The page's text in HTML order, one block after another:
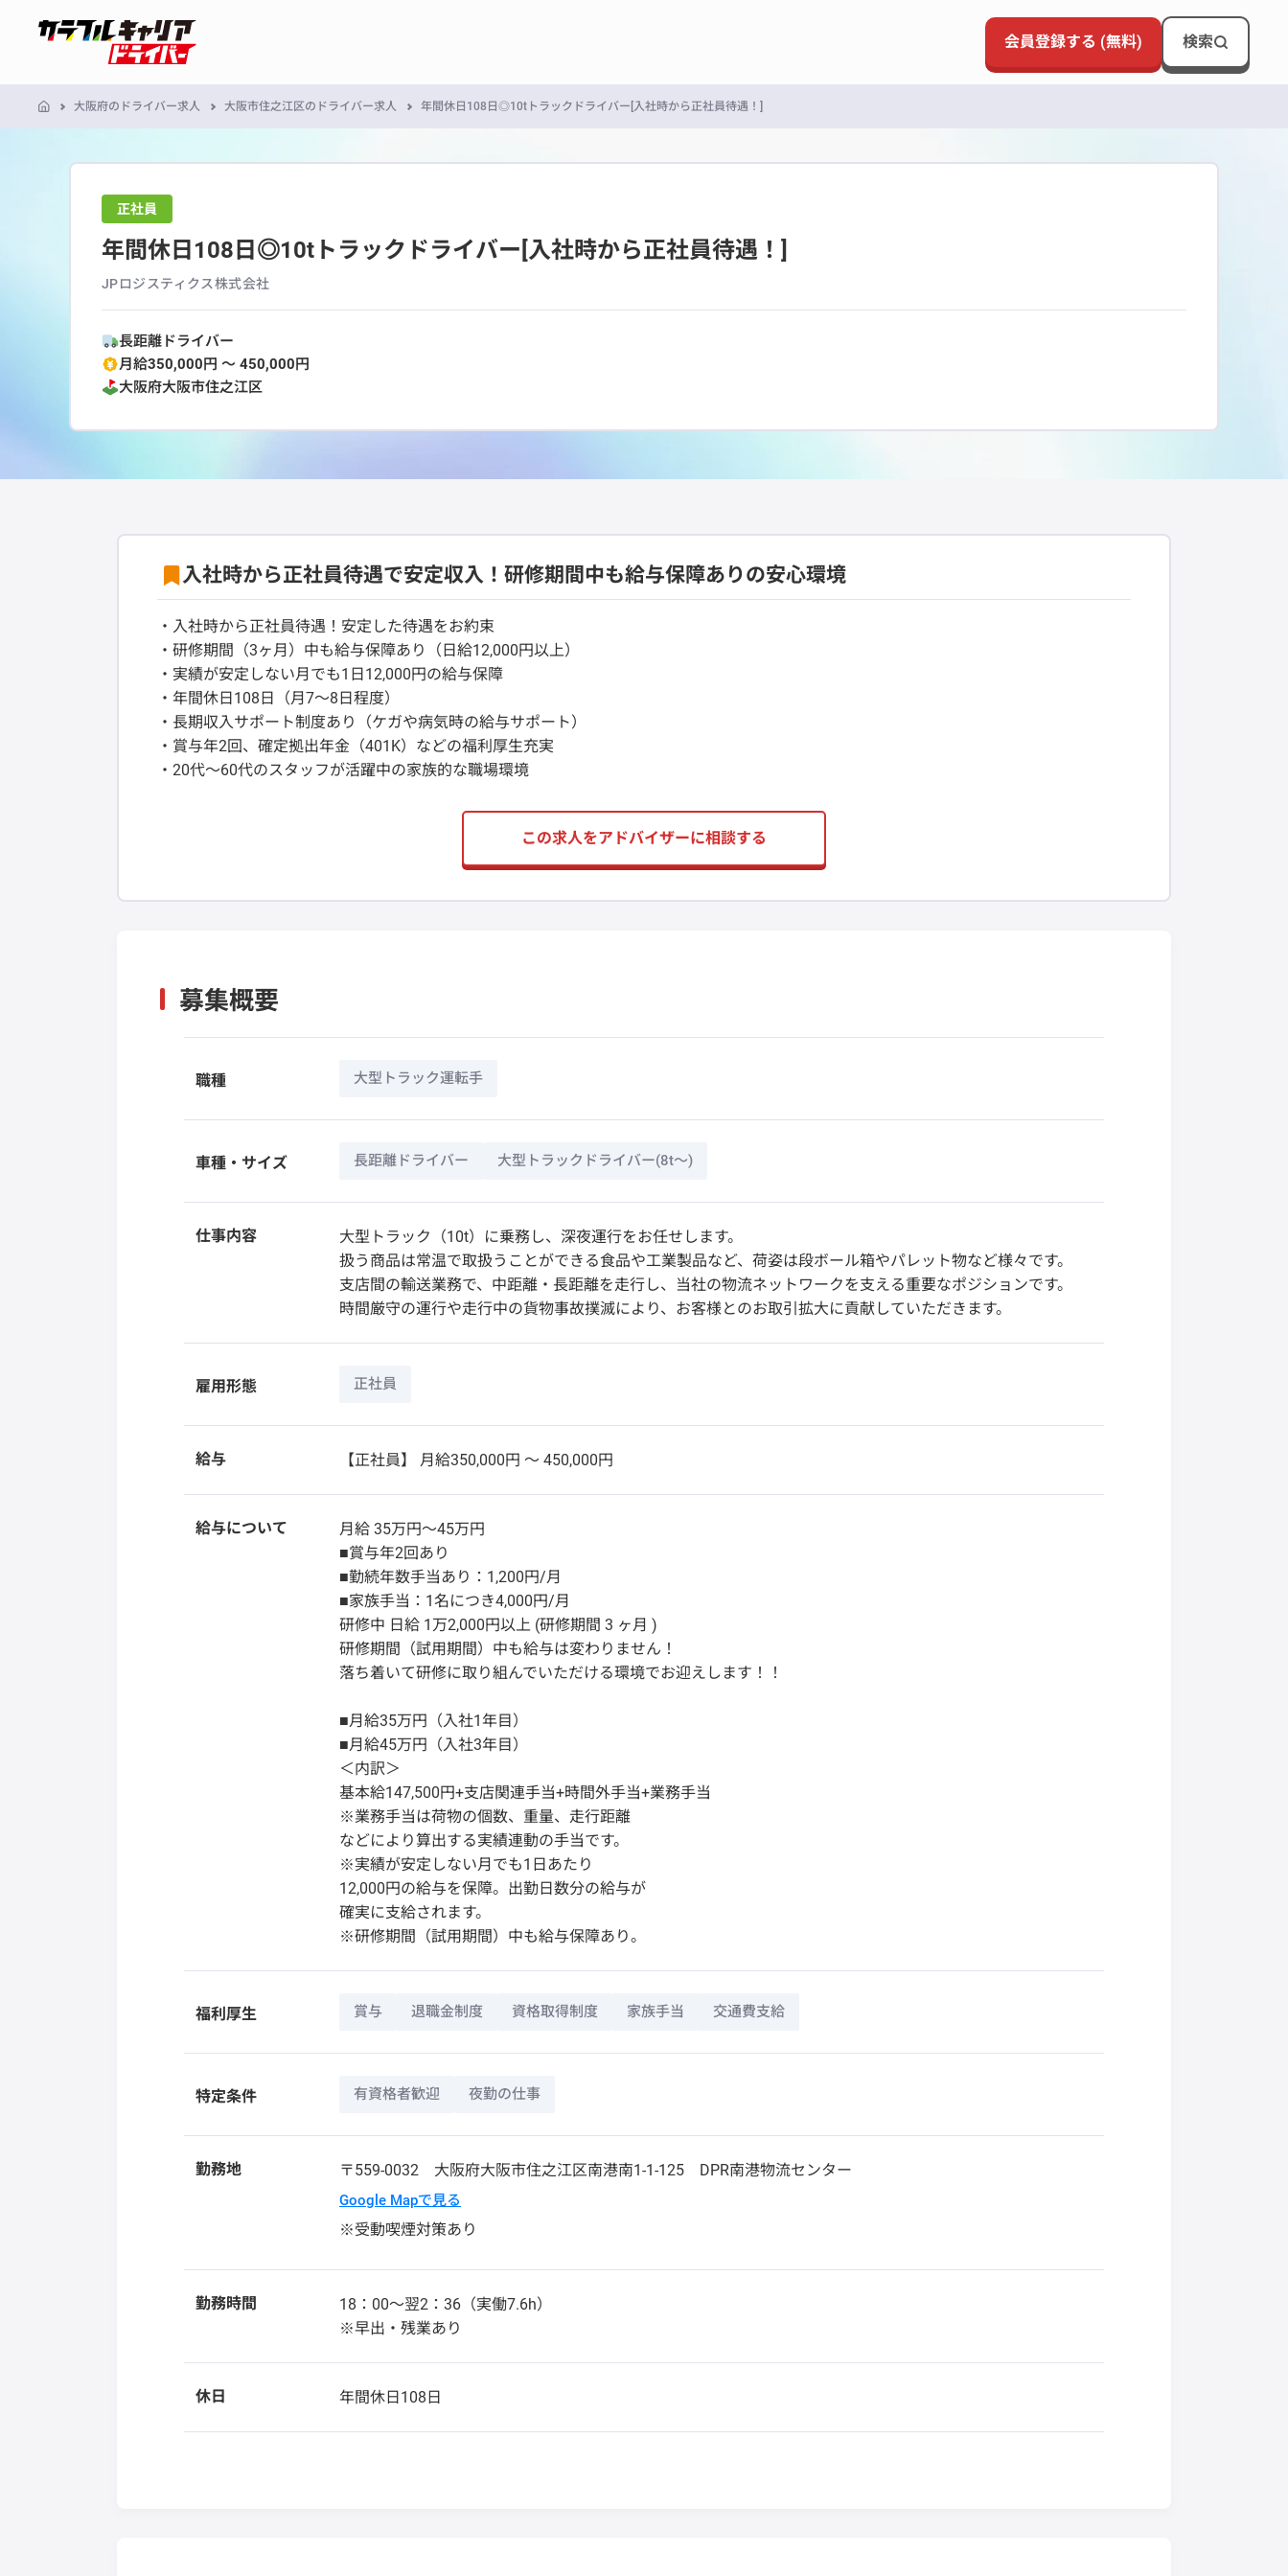
会員登録する (無料) 検索
大阪府のドライバー求人 大阪市住之江区のドライバー求人 年間休日108日◎10tトラックドライバー[入社時から正社員待遇！]
正社員
年間休日108日◎10tトラックドライバー[入社時から正社員待遇！]
JPロジスティクス株式会社
長距離ドライバー
月給350,000円 〜 450,000円
大阪府大阪市住之江区
入社時から正社員待遇で安定収入！研修期間中も給与保障ありの安心環境
・入社時から正社員待遇！安定した待遇をお約束
・研修期間（3ヶ月）中も給与保障あり（日給12,000円以上）
・実績が安定しない月でも1日12,000円の給与保障
・年間休日108日（月7～8日程度）
・長期収入サポート制度あり（ケガや病気時の給与サポート）
・賞与年2回、確定拠出年金（401K）などの福利厚生充実
・20代～60代のスタッフが活躍中の家族的な職場環境
この求人をアドバイザーに相談する
募集概要
職種 大型トラック運転手
車種・サイズ 長距離ドライバー 大型トラックドライバー(8t～)
仕事内容
大型トラック（10t）に乗務し、深夜運行をお任せします。
扱う商品は常温で取扱うことができる食品や工業製品など、荷姿は段ボール箱やパレット物など様々です。
支店間の輸送業務で、中距離・長距離を走行し、当社の物流ネットワークを支える重要なポジションです。
時間厳守の運行や走行中の貨物事故撲滅により、お客様とのお取引拡大に貢献していただきます。
雇用形態 正社員
給与 【正社員】 月給350,000円 〜 450,000円
給与について
月給 35万円～45万円
■賞与年2回あり
■勤続年数手当あり：1,200円/月
■家族手当：1名につき4,000円/月
研修中 日給 1万2,000円以上 (研修期間 3 ヶ月 )
研修期間（試用期間）中も給与は変わりません！
落ち着いて研修に取り組んでいただける環境でお迎えします！！
■月給35万円（入社1年目）
■月給45万円（入社3年目）
＜内訳＞
基本給147,500円+支店関連手当+時間外手当+業務手当
※業務手当は荷物の個数、重量、走行距離
などにより算出する実績連動の手当です。
※実績が安定しない月でも1日あたり
12,000円の給与を保障。出勤日数分の給与が
確実に支給されます。
※研修期間（試用期間）中も給与保障あり。
福利厚生 賞与 退職金制度 資格取得制度 家族手当 交通費支給
特定条件 有資格者歓迎 夜勤の仕事
勤務地 〒559-0032 大阪府大阪市住之江区南港南1-1-125 DPR南港物流センター
Google Mapで見る
※受動喫煙対策あり
勤務時間
18：00～翌2：36（実働7.6h）
※早出・残業あり
休日 年間休日108日